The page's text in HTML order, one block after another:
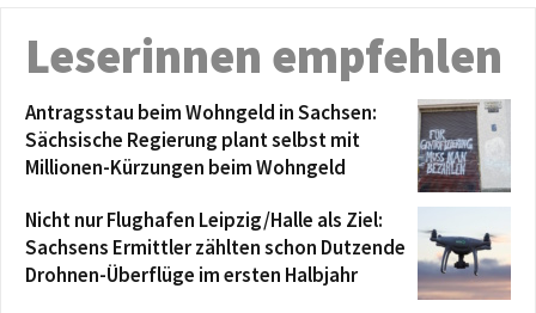
Leserinnen empfehlen
Antragsstau beim Wohngeld in Sachsen:
Sächsische Regierung plant selbst mit
Millionen-Kürzungen beim Wohngeld
Nicht nur Flughafen Leipzig/Halle als Ziel:
Sachsens Ermittler zählten schon Dutzende
Drohnen-Überflüge im ersten Halbjahr